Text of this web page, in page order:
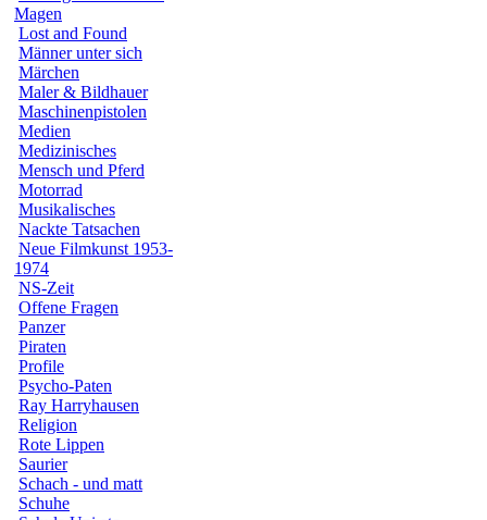
Magen
Lost and Found
Männer unter sich
Märchen
Maler & Bildhauer
Maschinenpistolen
Medien
Medizinisches
Mensch und Pferd
Motorrad
Musikalisches
Nackte Tatsachen
Neue Filmkunst 1953-
1974
NS-Zeit
Offene Fragen
Panzer
Piraten
Profile
Psycho-Paten
Ray Harryhausen
Religion
Rote Lippen
Saurier
Schach - und matt
Schuhe